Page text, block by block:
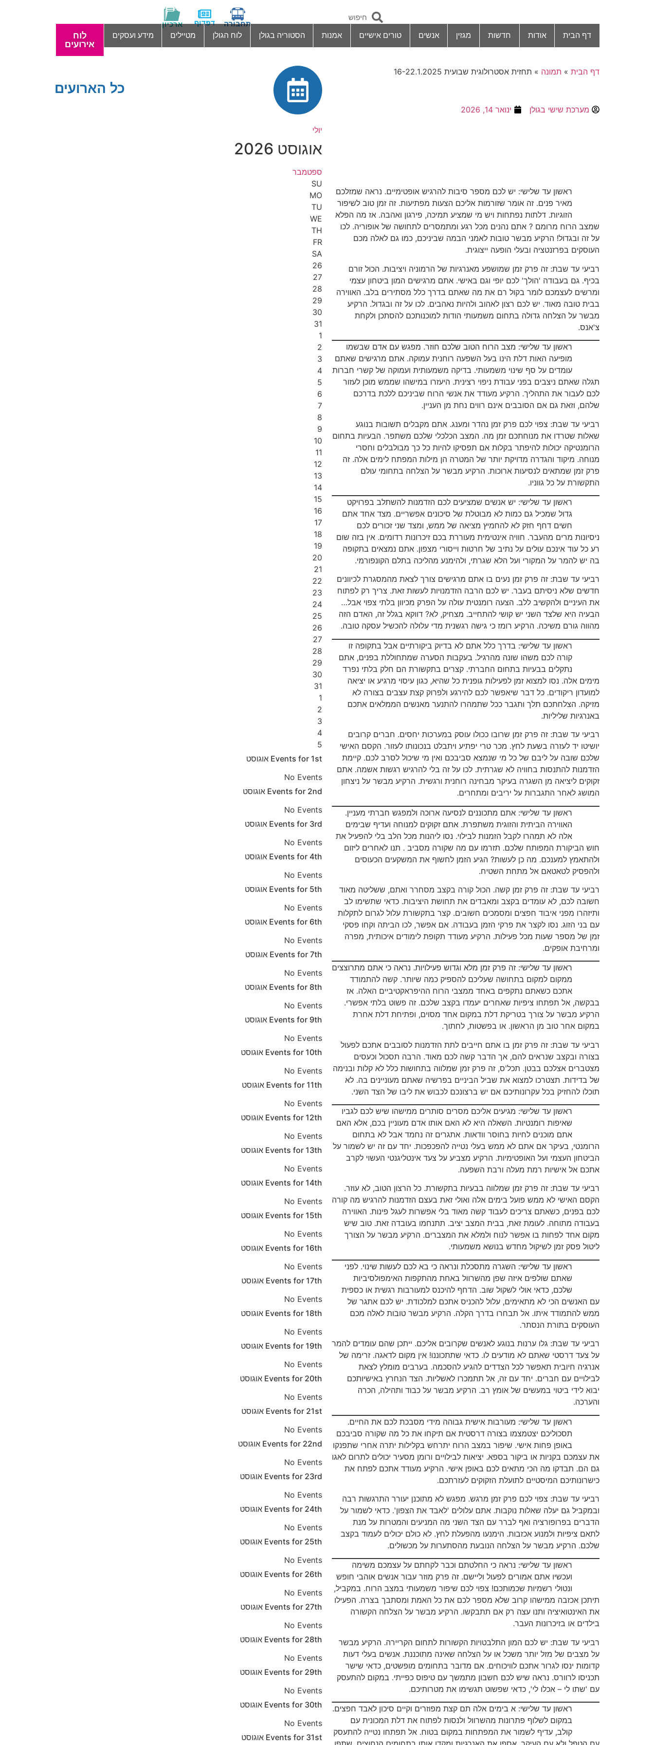
תחבורה דפדוף
ארכיון
דף הבית
אודות חדשות מגזין אנשים טורים אישיים אמנות הסטוריה בגולן לוח הגולן מטיילים מידע ועסקים
לוח
אירועים
דף הבית » תמונה » תחזית אסטרולוגית שבועית 16-22.1.2025
מערכת שישי בגולן ינואר 14, 2026
ראשון עד שלישי: יש לכם מספר סיבות להרגיש אופטימיים. נראה שמזלכם
מאיר פנים. זה אומר שזורמות אליכם הצעות מפתיעות. זה זמן טוב לשיפור
הזוגיות. דלתות נפתחות ויש מי שמציע תמיכה, פירגון ואהבה. אז מה הפלא
שמצב הרוח מרומם ? אתם נהנים מכל רגע ומתמסרים לתחושה של אופוריה. לכו
על זה ובגדול! הרקיע מבשר טובות לאמני הבמה שביניכם, כמו גם לאלה מכם
העוסקים בפרזנטציה ובעלי הופעה ייצוגית.
רביעי עד שבת: זה פרק זמן שמושפע מאנרגיות של הרמוניה ויציבות. הכול זורם
בכיף. גם בעבודה 'הולך' לכם יופי וגם באישי. אתם מרגישים המון ביטחון עצמי
ומרשים לעצמכם לומר בקול רם את מה שאתם בדרך כלל מסתירים בלב. האווירה
בבית טובה מאוד. יש לכם רצון לאהוב ולהיות נאהבים. לכו על זה ובגדול. הרקיע
מבשר על הצלחה גדולה בתחום משמעותי הודות למוכנותכם להסתכן ולקחת
צ'אנס.
ראשון עד שלישי: מצב הרוח הטוב שלכם חוזר. מפגש עם אדם שבשמו
מופיעה האות דלת הינו בעל השפעה רוחנית עמוקה. אתם מרגישים שאתם
עומדים על סף שינוי משמעותי. בדיקה משמעותית ועמוקה של קשרי חברות
תגלה שאתם ניצבים בפני עבודת ניפוי רצינית. היעזרו במישהו שממש מוכן לעזור
לכם לעבור את התהליך. הרקיע מעודד את אנשי הרוח שביניכם ללכת בדרכם
שלהם, וזאת גם אם הסובבים אינם רווים נחת מן העניין.
רביעי עד שבת: צפוי לכם פרק זמן נהדר ומענג. אתם מקבלים תשובות בנוגע
שאלות שטרדו את מנוחתכם זמן מה. המצב הכלכלי שלכם משתפר. הבעיות בתחום
הרומנטיקה יכולות להיפתר בקלות אם תפסיקו להיות כל כך מבולבלים וחסרי
מנוחה. מיקוד והגדרה מדויקת יותר של המטרה הן מילות המפתח לימים אלה. זה
פרק זמן שמתאים לנסיעות ארוכות. הרקיע מבשר על הצלחה בתחומי עולם
התקשורת על כל גווניו.
ראשון עד שלישי: יש אנשים שמציעים לכם הזדמנות להשתלב בפרויקט
גדול שמכיל גם כמות לא מבוטלת של סיכונים אפשריים. מצד אחד אתם
חשים דחף חזק לא להחמיץ מציאה של ממש, ומצד שני זכורים לכם
ניסיונות מרים מהעבר. חוויה אינטימית מעוררת בכם זיכרונות רדומים. אין בזה שום
רע כל עוד אינכם עולים על נתיב של חרטות וייסורי מצפון. אתם נמצאים בתקופה
בה יש להמר על המקורי ועל הלא שגרתי, ולהימנע מהליכה בתלם הקונפורמי.
רביעי עד שבת: זה פרק זמן נעים בו אתם מרגישים צורך לצאת מהמסגרת לכיוונים
חדשים שלא ניסיתם בעבר. יש לכם הרבה הזדמנויות לעשות זאת. צריך רק לפתוח
את העיניים ולהקשיב ללב. הצעה רומנטית עולה על הפרק מכיוון בלתי צפוי אבל…
הבעיה היא שלצד השני יש קושי להתחייב. מצחיק, לא? דווקא בגלל זה, האדם הזה
מהווה גורם משיכה. הרקיע רומז כי גישה רגשנית מדי עלולה להכשיל עסקה טובה.
ראשון עד שלישי: בדרך כלל אתם לא בדיוק ביקורתיים אבל בתקופה זו
קורה לכם משהו שונה מהרגיל. בעקבות הסערה שמתחוללת בפנים, אתם
נתקלים בבעיות בתחום החברתי. קצרים בתקשורת הם חלק בלתי נפרד
מימים אלה. נסו למצוא זמן לפעילות גופנית כל שהיא, כגון עיסוי מרגיע או יציאה
למועדון ריקודים. כל דבר שיאפשר לכם להירגע ולפרוק קצת עצבים בצורה לא
מזיקה. הצלחתכם תלך ותגבר ככל שתמהרו להתנער מאנשים הממלאים אתכם
באנרגיות שליליות.
רביעי עד שבת: זה פרק זמן שרובו ככולו עוסק במערכות יחסים. חברים קרובים
יושיטו יד לעזרה בשעת לחץ. מכר טרי יפתיע ויתבלט בנכונותו לעזור. הקסם האישי
שלכם שובה על ליבם של כל מי שנמצא סביבכם ואין מי שיכול לסרב לכם. קיימת
הזדמנות להתנסות בחוויה לא שגרתית. לכו על זה בלי להרגיש רגשות אשמה. אתם
זקוקים ליציאה מן השגרה בעיקר מבחינה רוחנית ורגשית. הרקיע מבשר על ניצחון
המושג לאחר התגברות על יריבים ומתחרים.
ראשון עד שלישי: אתם מתכוננים לנסיעה ארוכה ולמפגש חברתי מעניין.
האווירה הביתית והזוגית משתפרת. אתם זקוקים למנוחה ועדיף שבימים
אלה לא תמהרו לקבל הזמנות לבילוי. נסו ליהנות מכל הלב בלי להפעיל את
חוש הביקורת המפותח שלכם. תזרמו עם מה שקורה מסביב . תנו לאחרים ליזום
ולהתאמץ למענכם. מה כן לעשות? הגיע הזמן לחשוף את המשקעים הכעוסים
ולהפסיק לטאטאם אל מתחת השטיח.
רביעי עד שבת: זה פרק זמן קשה. הכול קורה בקצב מסחרר ואתם, ששליטה מאוד
חשובה לכם, לא עומדים בקצב ומאבדים את תחושת היציבות. כדאי שתשימו לב
ותיזהרו מפני איבוד חפצים ומסמכים חשובים. קצר בתקשורת עלול לגרום לתקלות
עם בני הזוג. נסו לקצר את פרקי הזמן בעבודה. אם אפשר, לכו הביתה וקחו פסקי
זמן של מספר שעות מכל פעילות. הרקיע מעודד תקופת לימודים איכותית, מפרה
ומרחיבת אופקים.
ראשון עד שלישי: זה פרק זמן מלא וגדוש פעילויות. נראה כי אתם מתרוצצים
ממקום למקום בתחושה שעליכם להספיק כמה שיותר. קשה להתמודד
אתכם כשאתם נתקפים באחד ממצבי הרוח ההיפראקטיביים האלה. אז
בבקשה, אל תפתחו ציפיות שאחרים יעמדו בקצב שלכם. זה פשוט בלתי אפשרי.
הרקיע מבשר על צורך בטריקת דלת במקום אחד מסוים, ופתיחת דלת אחרת
במקום אחר טוב מן הראשון. או בפשטות, לחתוך.
רביעי עד שבת: זה פרק זמן בו אתם חייבים לתת הזדמנות לסובבים אתכם לפעול
בצורה ובקצב שנראים להם, אך הדבר קשה לכם מאוד. הרבה תסכול וכעסים
מצטברים אצלכם בבטן. תכל'ס, זה פרק זמן שמלווה בתחושות כלל לא קלות ובנימה
של בדידות. תצטרכו למצוא את שביל הביניים בפרשיה שאתם מעוניינים בה. לא
תוכלו להחזיק בכל עקרונותיכם אם יש ברצונכם לכבוש את ליבו של הצד השני.
ראשון עד שלישי: מגיעים אליכם מסרים סותרים ממישהו שיש לכם לגביו
שאיפות רומנטיות. השאלה היא לא האם אותו אדם מעוניין בכם, אלא האם
אתם מוכנים לחיות בחוסר וודאות. אתגרים זה נחמד אבל לא בתחום
הרומנטי, בעיקר אם אתם לא ממש בעלי נטייה להפכפכות. יחד עם זה יש לשמור על
הביטחון העצמי ועל האופטימיות. הרקיע מצביע על צעד אינטליגנטי העשוי לקרב
אתכם אל אישיות רמת מעלה ורבת השפעה.
רביעי עד שבת: זה פרק זמן שמלווה בבעיות בתקשורת. כל הרצון הטוב, לא עוזר.
הקסם האישי לא ממש פועל בימים אלה ואולי זאת בעצם הזדמנות להרגיש מה קורה
לכם בפנים, כשאתם צריכים לעבוד קשה מאוד בלי אפשרות לעגל פינות. האווירה
בעבודה מתוחה. לעומת זאת, בבית המצב יציב. תתנחמו בעובדה זאת. טוב שיש
מקום אחד לפחות בו אפשר לנוח ולמלא את המצברים. הרקיע מבשר על הצורך
ליטול פסק זמן לשיקול מחדש בנושא משמעותי.
ראשון עד שלישי: השגרה מתסכלת ונראה כי בא לכם לעשות שינוי. לפני
שאתם שולפים איזה שפן מהשרוול באחת מהתקפות האימפולסיביות
שלכם, כדאי אולי לשקול שוב. הדחף להיכנס למעורבות רגשית או כספית
עם האנשים הכי לא מתאימים, עלול להכניס אתכם למלכודת. יש לכם אתגר של
ממש להתמודד איתו. אל תבחרו בדרך הקלה. הרקיע מבשר טובות לאלה מכם
העוסקים בתורת הנסתר.
רביעי עד שבת: גלו ערנות בנוגע לאנשים שקרובים אליכם. ייתכן שהם עומדים להמר
על צעד דרסטי שאתם לא מודעים לו. כדאי שתתכוננו! אין מקום לדאגה. זרימה של
אנרגיה חיובית תאפשר לכל הצדדים להגיע להסכמה. בערבים מומלץ לצאת
לבילויים עם חברים. יחד עם זה, אל תתמכרו לאשליות. הצד הנחרץ באישיותכם
יבוא לידי ביטוי במעשים של אומץ רב. הרקיע מבשר על כבוד ותהילה, הכרה
והערכה.
ראשון עד שלישי: מעורבות אישית גבוהה מידי מסבכת לכם את החיים.
תסכוליכם יצטמצמו בצורה דרסטית אם תיקחו את כל מה שקורה סביבכם
באופן פחות אישי. שיפור במצב הרוח יתרחש בקלילות יתרה אחרי שתפנקו
את עצמכם בקניות או ביקור בספא. יציאות לבילויים ורומן מסעיר יכולים לתרום לאגו
גם הם. תבדקו מה הכי מתאים לכם באופן אישי. הרקיע מעודד אתכם לפתח את
כישרונותיכם המיסטיים לתועלת הזקוקים לעזרתכם.
רביעי עד שבת: צפוי לכם פרק זמן מרגש. מפגש לא מתוכנן יעורר התרגשות רבה
ובמקביל גם יעלה שאלות נוקבות. אתם עלולים 'לאבד את הצפון'. כדאי לשמור על
הדברים בפרופורציה ואף לברר עם הצד השני מה המניעים והמטרות על מנת
לתאם ציפיות ולמנוע אכזבות. הימנעו מהפעלת לחץ. לא כולם יכולים לעמוד בקצב
שלכם. הרקיע מבשר על הצלחה הנובעת מהסתערות על מכשולים.
ראשון עד שלישי: נראה כי החלטתם וכבר לקחתם על עצמכם משימה
ועכשיו אתם אמורים לפעול וליישם. זה פרק מוזר עבור אנשים אוהבי חופש
ונטולי רשמיות שכמותכם! צפוי לכם שיפור משמעותי במצב הרוח. במקביל,
תיתכן אכזבה ממישהו קרוב שלא מספר לכם את כל האמת ומסתבך בצרה. הפעילו
את האינטואיציה ותנו עצה רק אם תתבקשו. הרקיע מבשר על הצלחה הקשורה
בילדים או בזיכרונות העבר.
רביעי עד שבת: יש לכם המון התלבטויות הקשורות לתחום הקריירה. הרקיע מבשר
על מצבים של מזל יותר משכל או על הצלחה שאינה מתוכננת. אנשים בעלי דעות
קדומות ינסו לגרור אתכם לוויכוחים. אם מדובר בתחומים מופשטים, כדאי שישר
תכניסו לרוורס. נראה שיש לכם חשבון מתמשך עם טיפוס כפייתי. במקום להתעסק
עם 'שתו לי – אכלו לי', כדאי שפשוט תגשימו את מטרותיכם.
ראשון עד שלישי: א בימים אלה תם קצת מפוזרים וקיים סיכון לאבד חפצים.
במקום לשלוף פתרונות מהשרוול ולנסות לפתוח את דלת המכונית עם
קולב, עדיף לשמור את המפתחות במקום בטוח. אל תפתחו נטייה להתעסק
כל הארועים
יולי
אוגוסט 2026
ספטמבר
SU
MO
TU
WE
TH
FR
SA
26
27
28
29
30
31
1
2
3
4
5
6
7
8
9
10
11
12
13
14
15
16
17
18
19
20
21
22
23
24
25
26
27
28
29
30
31
1
2
3
4
5
Events for 1st
אוגוסט
No Events
Events for 2nd
אוגוסט
No Events
Events for 3rd
אוגוסט
No Events
Events for 4th
אוגוסט
No Events
Events for 5th
אוגוסט
No Events
Events for 6th
אוגוסט
No Events
Events for 7th
אוגוסט
No Events
Events for 8th
אוגוסט
No Events
Events for 9th
אוגוסט
No Events
Events for 10th
אוגוסט
No Events
Events for 11th
אוגוסט
No Events
Events for 12th
אוגוסט
No Events
Events for 13th
אוגוסט
No Events
Events for 14th
אוגוסט
No Events
Events for 15th
אוגוסט
No Events
Events for 16th
אוגוסט
No Events
Events for 17th
אוגוסט
No Events
Events for 18th
אוגוסט
No Events
Events for 19th
אוגוסט
No Events
Events for 20th
אוגוסט
No Events
Events for 21st
אוגוסט
No Events
Events for 22nd
אוגוסט
No Events
Events for 23rd
אוגוסט
No Events
Events for 24th
אוגוסט
No Events
Events for 25th
אוגוסט
No Events
Events for 26th
אוגוסט
No Events
Events for 27th
אוגוסט
No Events
Events for 28th
אוגוסט
No Events
Events for 29th
אוגוסט
No Events
Events for 30th
אוגוסט
No Events
Events for 31st אוגוסט